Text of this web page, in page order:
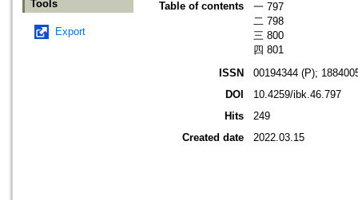
Tools
Export
Table of contents
一 797
二 798
三 800
四 801
ISSN
00194344 (P);
DOI
10.4259/ibk.46.797
Hits
249
Created date
2022.03.15